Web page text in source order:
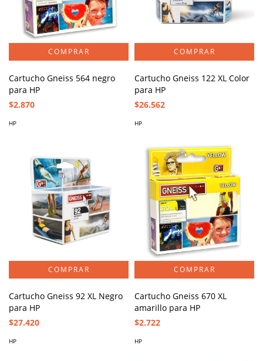
Cartucho Gneiss 564 negro
para HP
$2.870
HP
Cartucho Gneiss 122 XL Color
para HP
$26.562
HP
Cartucho Gneiss 92 XL Negro
para HP
$27.420
HP
Cartucho Gneiss 670 XL
amarillo para HP
$2.722
HP